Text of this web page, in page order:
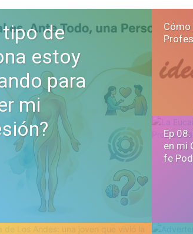
tipo de
estoy
para
mi
Cómo
Ep
en mi
fe